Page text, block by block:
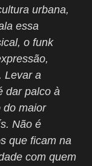
urbana,
essa
o funk
Levar a
dar palco à
do maior
Não é
que ficam na
com quem